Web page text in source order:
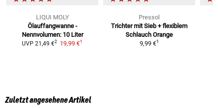
LIQUI MOLY
Ölauffangwanne -
Nennvolumen: 10 Liter
UVP 21,49 €2 19,99 €1
Pressol
Trichter mit Sieb + flexiblem
Schlauch Orange
9,99 €1
Zuletzt angesehene Artikel